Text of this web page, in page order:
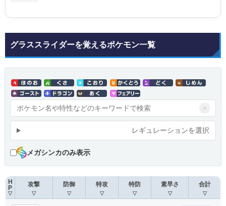
グラススライダーを覚えるポケモン一覧
×
レギュレーションを選択
メガシンカのみ表示
H
P
▽
攻撃
▽
防御
▽
特攻
▽
特防
▽
素早さ
▽
合計
▽